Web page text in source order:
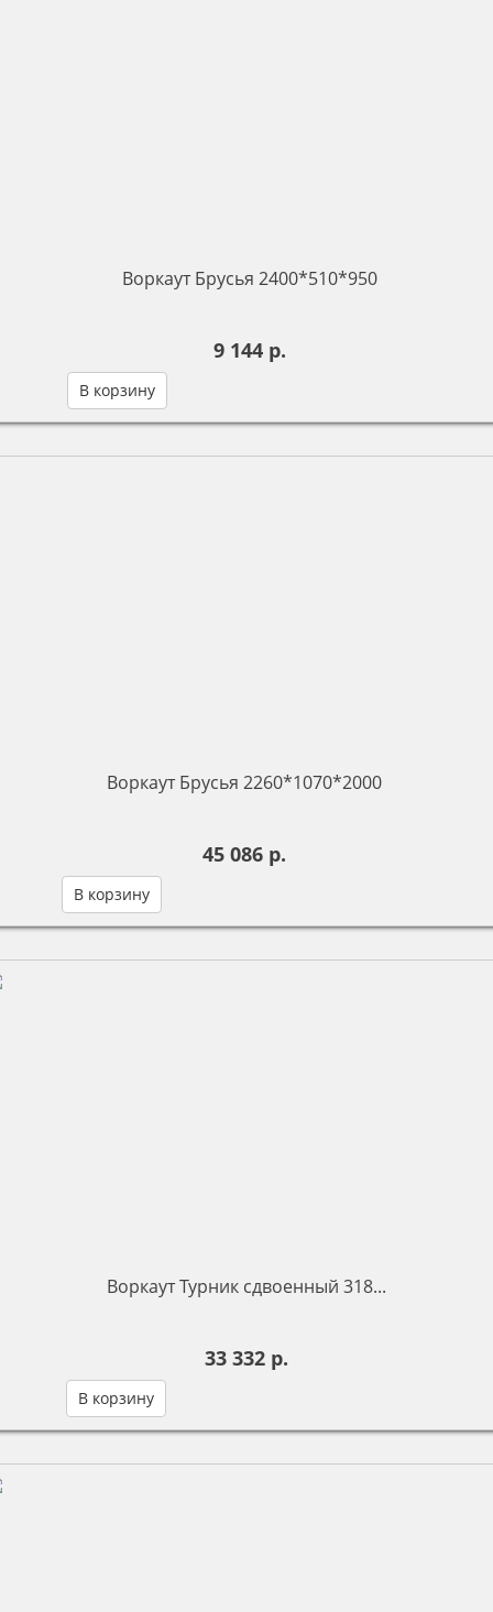
Воркаут Брусья 2400*510*950
9 144 р.
В корзину
Воркаут Брусья 2260*1070*2000
45 086 р.
В корзину
Воркаут Турник сдвоенный 318...
33 332 р.
В корзину